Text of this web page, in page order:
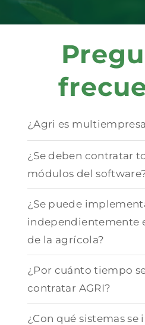
¿Agri es
¿Se deben contratar
módulos del
¿Se puede
independientemente
de la agrícola?
¿Por cuánto tiempo
contratar AGRI?
¿Con qué sistemas se